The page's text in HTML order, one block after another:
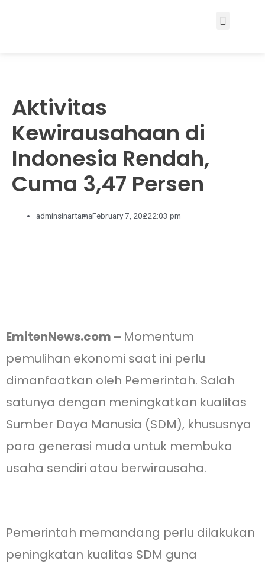
Aktivitas
Kewirausahaan di
Indonesia Rendah,
Cuma 3,47 Persen
adminsinartamaFebruary 7, 20222:03 pm
EmitenNews.com – Momentum
pemulihan ekonomi saat ini perlu
dimanfaatkan oleh Pemerintah. Salah
satunya dengan meningkatkan kualitas
Sumber Daya Manusia (SDM), khususnya
para generasi muda untuk membuka
usaha sendiri atau berwirausaha.
Pemerintah memandang perlu dilakukan
peningkatan kualitas SDM guna